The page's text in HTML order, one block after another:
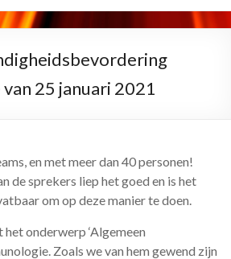
25 januari 2021
en met meer dan 40 personen!
de sprekers liep het goed en is het
om op deze manier te doen.
onderwerp ‘Algemeen
Zoals we van hem gewend zijn